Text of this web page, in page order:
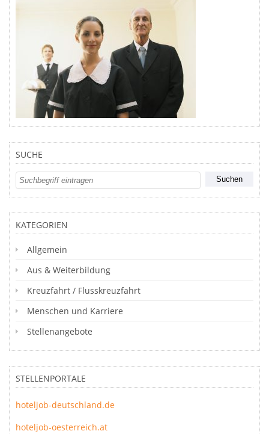
SUCHE
KATEGORIEN
Allgemein
Aus & Weiterbildung
Kreuzfahrt / Flusskreuzfahrt
Menschen und Karriere
Stellenangebote
STELLENPORTALE
hoteljob-deutschland.de
hoteljob-oesterreich.at